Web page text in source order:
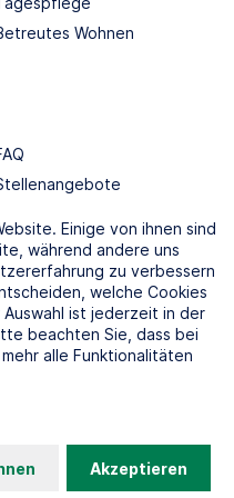
Wohnen
Einige von ihnen sind
während andere uns
zu verbessern
welche Cookies
Auswahl ist jederzeit in der
beachten Sie, dass bei
alle Funktionalitäten
Akzeptieren